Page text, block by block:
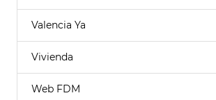
Valencia Ya
Vivienda
Web FDM